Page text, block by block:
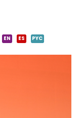
EN ES PYC